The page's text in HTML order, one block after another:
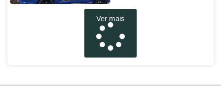
Ver mais